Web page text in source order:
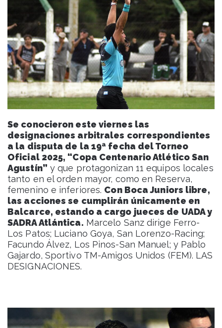
Se conocieron este viernes las
designaciones arbitrales correspondientes
a la disputa de la 19ª fecha del Torneo
Oficial 2025, “Copa Centenario Atlético San
Agustín” y que protagonizan 11 equipos locales
tanto en el orden mayor, como en Reserva,
femenino e inferiores. Con Boca Juniors libre,
las acciones se cumplirán únicamente en
Balcarce, estando a cargo jueces de UADA y
SADRA Atlántica. Marcelo Sanz dirige Ferro-
Los Patos; Luciano Goya, San Lorenzo-Racing;
Facundo Álvez, Los Pinos-San Manuel; y Pablo
Gajardo, Sportivo TM-Amigos Unidos (FEM). LAS
DESIGNACIONES.